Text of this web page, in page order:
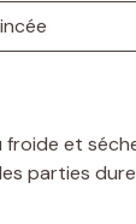
froide et
parties